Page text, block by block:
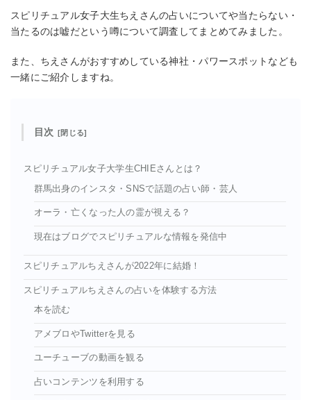
スピリチュアル女子大生ちえさんの占いについてや当たらない・
当たるのは嘘だという噂について調査してまとめてみました。
また、ちえさんがおすすめしている神社・パワースポットなども
一緒にご紹介しますね。
目次
スピリチュアル女子大学生CHIEさんとは？
群馬出身のインスタ・SNSで話題の占い師・芸人
オーラ・亡くなった人の霊が視える？
現在はブログでスピリチュアルな情報を発信中
スピリチュアルちえさんが2022年に結婚！
スピリチュアルちえさんの占いを体験する方法
本を読む
アメブロやTwitterを見る
ユーチューブの動画を観る
占いコンテンツを利用する